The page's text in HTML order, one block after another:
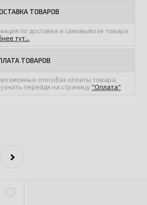
ТОВАРОВ
по доставке и самовывозе товара
тут...
ТОВАРОВ
способах оплаты товара,
перейдя на страницу "Оплата"